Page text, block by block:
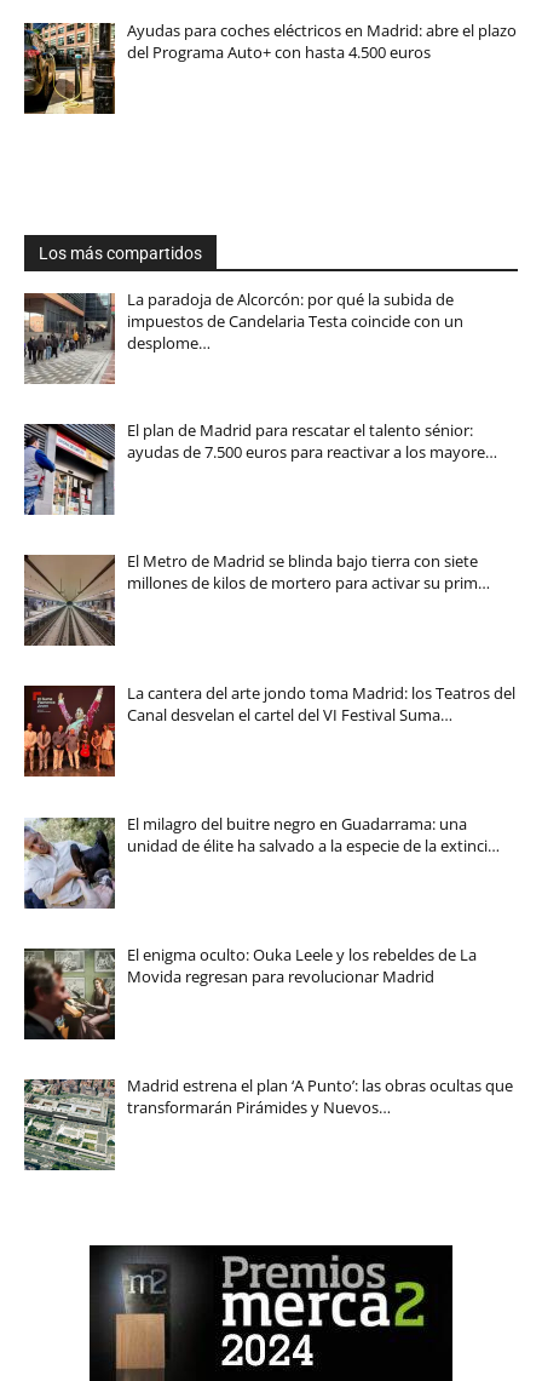
Ayudas para coches eléctricos en Madrid: abre el plazo
del Programa Auto+ con hasta 4.500 euros
Los más compartidos
La paradoja de Alcorcón: por qué la subida de
impuestos de Candelaria Testa coincide con un
desplome…
El plan de Madrid para rescatar el talento sénior:
ayudas de 7.500 euros para reactivar a los mayore…
El Metro de Madrid se blinda bajo tierra con siete
millones de kilos de mortero para activar su prim…
La cantera del arte jondo toma Madrid: los Teatros del
Canal desvelan el cartel del VI Festival Suma…
El milagro del buitre negro en Guadarrama: una
unidad de élite ha salvado a la especie de la extinci…
El enigma oculto: Ouka Leele y los rebeldes de La
Movida regresan para revolucionar Madrid
Madrid estrena el plan ‘A Punto’: las obras ocultas que
transformarán Pirámides y Nuevos…